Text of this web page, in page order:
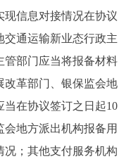
现信息对接情况在协议
交通运输新业态行政主
管部门应当将报备材料
改革部门、银保监会地
在协议签订之日起10
地方派出机构报备用
况；其他支付服务机构